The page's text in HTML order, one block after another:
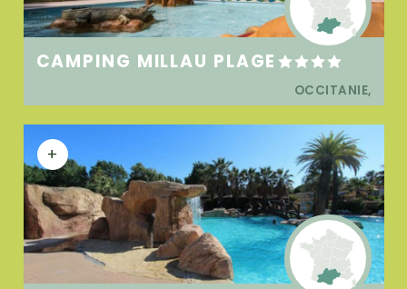
CAMPING MILLAU PLAGE
OCCITANIE,
+